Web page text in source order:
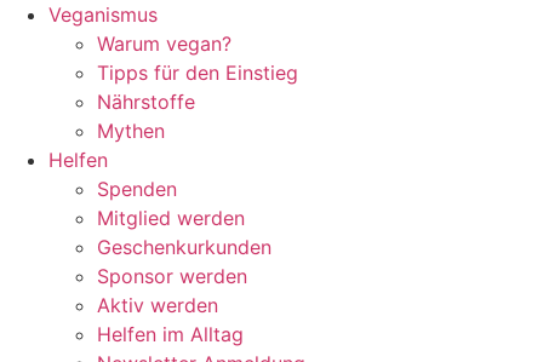
Veganismus
Warum vegan?
Tipps für den Einstieg
Nährstoffe
Mythen
Helfen
Spenden
Mitglied werden
Geschenkurkunden
Sponsor werden
Aktiv werden
Helfen im Alltag